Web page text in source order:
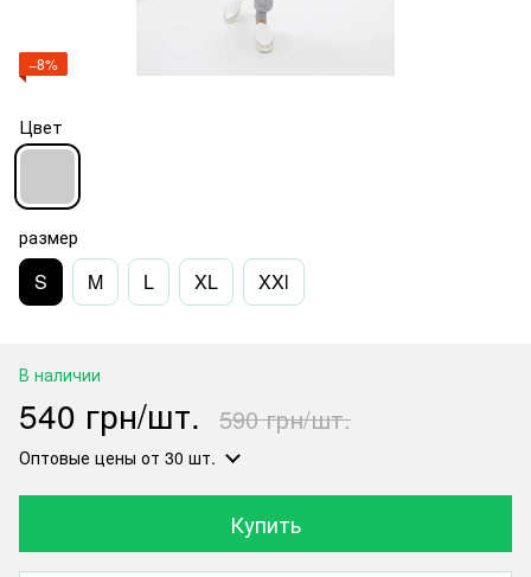
−8%
Цвет
размер
S M L XL XXl
В наличии
540 грн/шт. 590 грн/шт.
Оптовые цены от 30 шт.
Купить